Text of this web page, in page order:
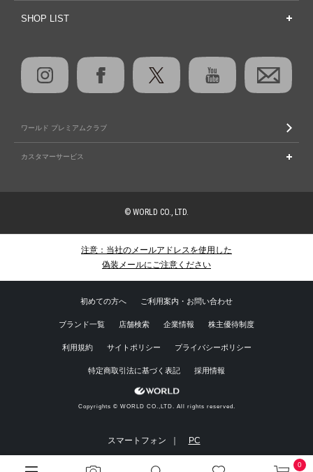
0
SHOP LIST
ワールド プレミアムクラブ
カスタマーサービス
© WORLD CO., LTD.
注意：当社のメールアドレスを使用した
偽装メールにご注意ください
初めての方へ ご利用案内・お問い合わせ
ブランド一覧 店舗検索 企業情報 株主優待制度
利用規約 サイトポリシー プライバシーポリシー
特定商取引法に基づく表記 採用情報
Copyrights © WORLD CO.,LTD. All rights reserved.
スマートフォン ｜ PC